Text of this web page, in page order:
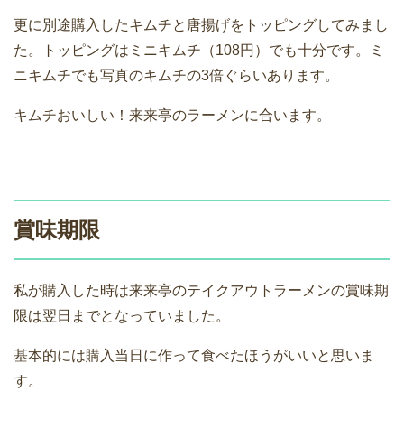
更に別途購入したキムチと唐揚げをトッピングしてみまし
た。トッピングはミニキムチ（108円）でも十分です。ミ
ニキムチでも写真のキムチの3倍ぐらいあります。
キムチおいしい！来来亭のラーメンに合います。
賞味期限
私が購入した時は来来亭のテイクアウトラーメンの賞味期
限は翌日までとなっていました。
基本的には購入当日に作って食べたほうがいいと思いま
す。